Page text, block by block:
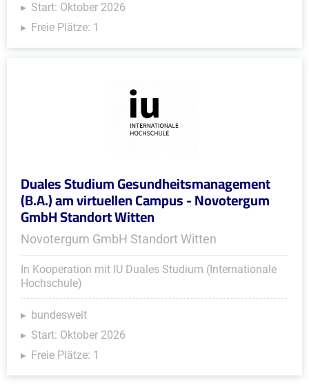
Start: Oktober 2026
Freie Plätze: 1
Duales Studium Gesundheitsmanagement
(B.A.) am virtuellen Campus - Novotergum
GmbH Standort Witten
Novotergum GmbH Standort Witten
In Kooperation mit IU Duales Studium (Internationale
Hochschule)
bundesweit
Start: Oktober 2026
Freie Plätze: 1